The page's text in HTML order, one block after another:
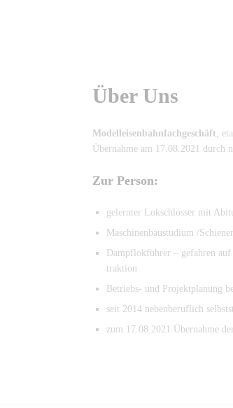
Über Uns
Modelleisenbahnfachgeschäft,
Übernahme am 17.08.2021 durch
Zur Person:
gelernter Lokschlosser mit
Maschinenbaustudium /
Dampflokführer – gefahren
traktion
Betriebs- und Projektplanung
seit 2014 nebenberuflich
zum 17.08.2021 Übernahme